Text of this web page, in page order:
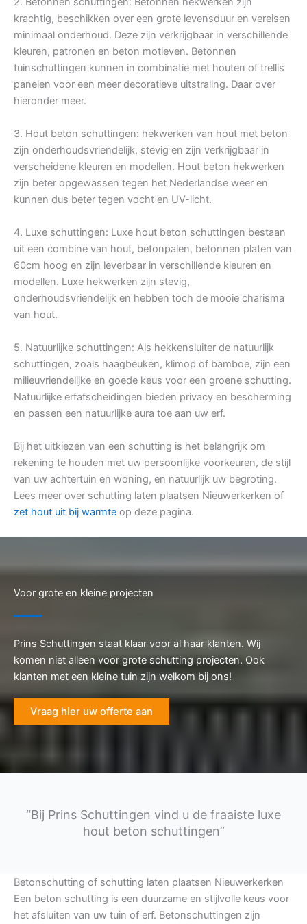
krachtig, beschikken over een grote levensduur en vereisen
minimaal onderhoud. Deze zijn verkrijgbaar in verschillende
kleuren, patronen en beton motieven. Betonnen
tuinschuttingen kunnen in combinatie met houten of trellis
panelen voor een meer decoratieve uitstraling. Daar over
hieronder meer.
3. Hout beton schuttingen: hekwerken van hout met beton
zijn onderhoudsvriendelijk, stevig en zijn verkrijgbaar in
verscheidene kleuren en modellen. Hout beton hekwerken
zijn beter opgewassen tegen het Nederlandse weer en
kunnen dus beter tegen vocht en UV-licht.
4. Luxe schuttingen: Luxe hout beton schuttingen bestaan
uit een combine van hout, betonpalen, betonnen platen van
60cm hoog en zijn leverbaar in verschillende kleuren en
modellen. Luxe hekwerken zijn stevig,
onderhoudsvriendelijk en hebben toch de mooie charisma
van hout.
5. Natuurlijke schuttingen: Als hekkensluiter de natuurlijk
schuttingen, zoals haagbeuken, klimop of bamboe, zijn een
milieuvriendelijke en goede keus voor een groene schutting.
Natuurlijke erfafscheidingen bieden privacy en bescherming
en passen een natuurlijke aura toe aan uw erf.
Bij het uitkiezen van een schutting is het belangrijk om
rekening te houden met uw persoonlijke voorkeuren, de stijl
van uw achtertuin en woning, en natuurlijk uw begroting.
Lees meer over schutting laten plaatsen Nieuwerkerken of
zet hout uit bij warmte op deze pagina.
Voor grote en kleine projecten
Prins Schuttingen staat klaar voor al haar klanten. Wij
komen niet alleen voor grote schutting projecten. Ook
klanten met een kleine tuin zijn welkom bij ons!
Vraag hier uw offerte aan
“Bij Prins Schuttingen vind u de fraaiste luxe
hout beton schuttingen”
Betonschutting of schutting laten plaatsen Nieuwerkerken
Een beton schutting is een duurzame en stijlvolle keus voor
het afsluiten van uw tuin of erf. Betonschuttingen zijn